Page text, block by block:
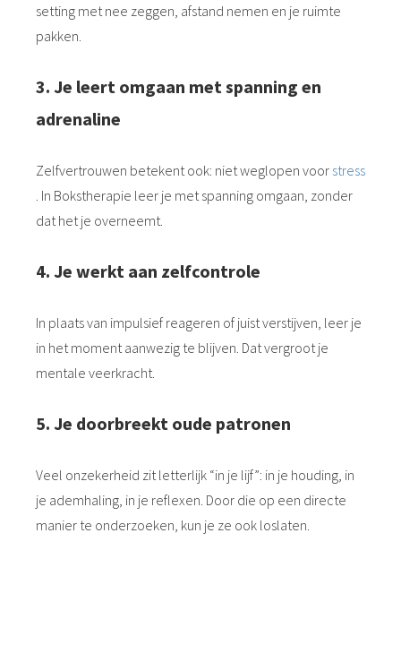
setting met nee zeggen, afstand nemen en je ruimte
pakken.
3. Je leert omgaan met spanning en
adrenaline
Zelfvertrouwen betekent ook: niet weglopen voor stress
. In Bokstherapie leer je met spanning omgaan, zonder
dat het je overneemt.
4. Je werkt aan zelfcontrole
In plaats van impulsief reageren of juist verstijven, leer je
in het moment aanwezig te blijven. Dat vergroot je
mentale veerkracht.
5. Je doorbreekt oude patronen
Veel onzekerheid zit letterlijk “in je lijf”: in je houding, in
je ademhaling, in je reflexen. Door die op een directe
manier te onderzoeken, kun je ze ook loslaten.